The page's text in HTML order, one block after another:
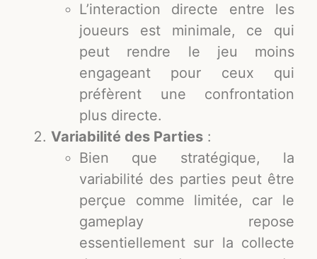
L’interaction directe entre les
joueurs est minimale, ce qui
peut rendre le jeu moins
engageant pour ceux qui
préfèrent une confrontation
plus directe.
Variabilité des Parties :
Bien que stratégique, la
variabilité des parties peut être
perçue comme limitée, car le
gameplay repose
essentiellement sur la collecte